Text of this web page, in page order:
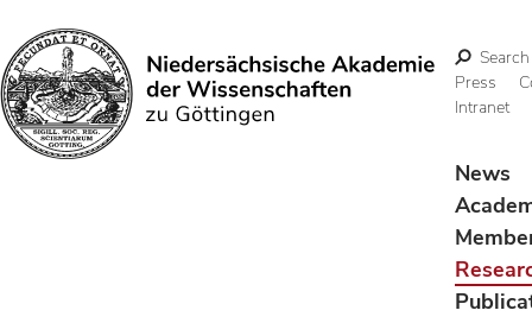
Search
Search
Press
Intranet
News